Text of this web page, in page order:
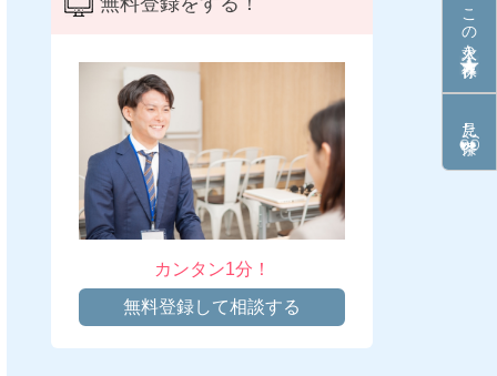
この求人を保存
見た条件
カンタン1分！
無料登録して相談する